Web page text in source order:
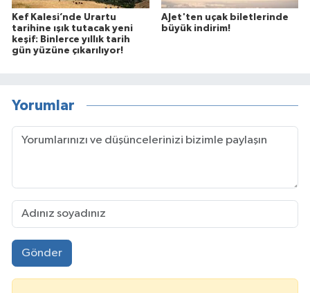
Kef Kalesi’nde Urartu
tarihine ışık tutacak yeni
keşif: Binlerce yıllık tarih
gün yüzüne çıkarılıyor!
AJet'ten uçak biletlerinde
büyük indirim!
Yorumlar
Gönder